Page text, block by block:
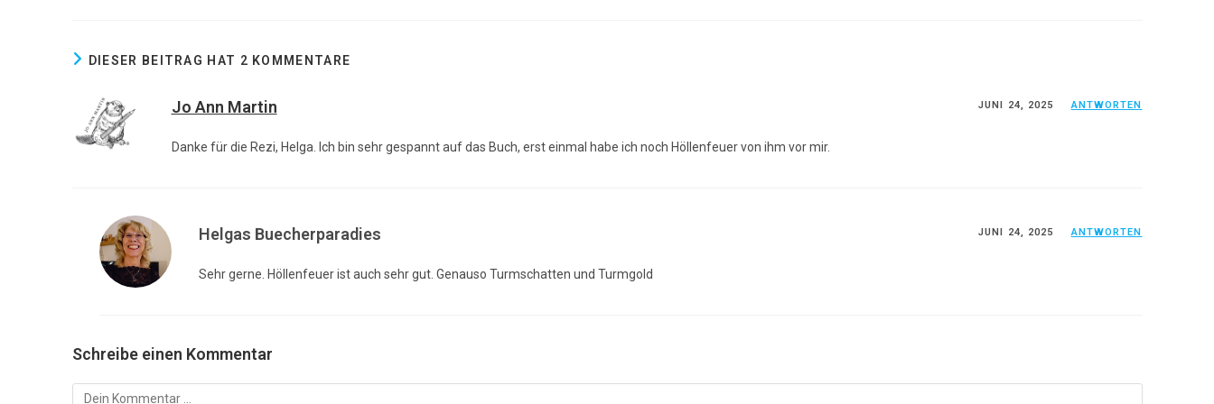
DIESER BEITRAG HAT 2 KOMMENTARE
Jo Ann Martin JUNI 24, 2025 ANTWORTEN
Danke für die Rezi, Helga. Ich bin sehr gespannt auf das Buch, erst einmal habe ich noch Höllenfeuer von ihm vor mir.
Helgas Buecherparadies JUNI 24, 2025 ANTWORTEN
Sehr gerne. Höllenfeuer ist auch sehr gut. Genauso Turmschatten und Turmgold
Schreibe einen Kommentar
Kommentar